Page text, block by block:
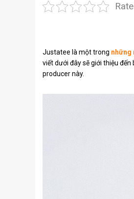
Justatee là một trong những
viết dưới đây sẽ giới thiệu
producer này.